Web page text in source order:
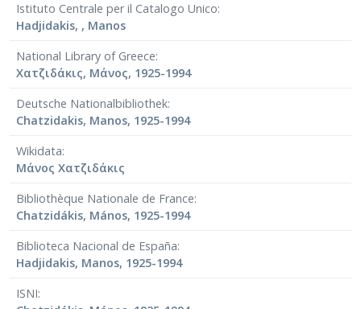
Istituto Centrale per il Catalogo Unico
Hadjidakis, , Manos
National Library of Greece
Χατζιδάκις, Μάνος, 1925-1994
Deutsche Nationalbibliothek
Chatzidakis, Manos, 1925-1994
Wikidata
Μάνος Χατζιδάκις
Bibliothèque Nationale de France
Chatzidákis, Mános, 1925-1994
Biblioteca Nacional de España
Hadjidakis, Manos, 1925-1994
ISNI